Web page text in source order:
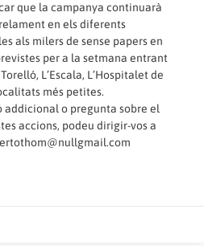
que la campanya continuarà
en els diferents
als milers de sense papers en
per a la setmana entrant
L’Escala, L’Hospitalet de
més petites.
addicional o pregunta sobre el
accions, podeu dirigir-vos a